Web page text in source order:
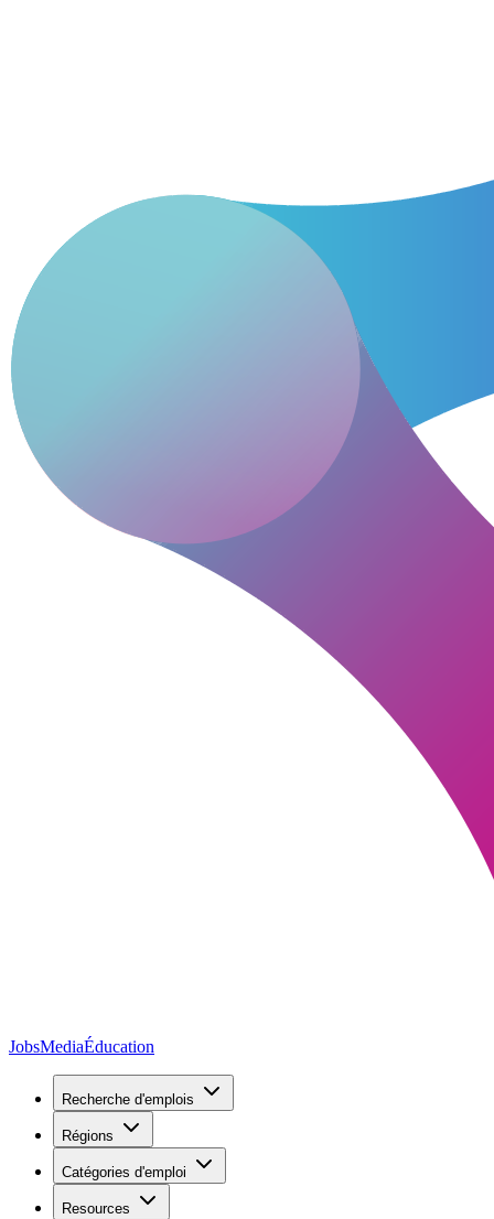
JobsMediaÉducation
Recherche d'emplois
Régions
Catégories d'emploi
Resources